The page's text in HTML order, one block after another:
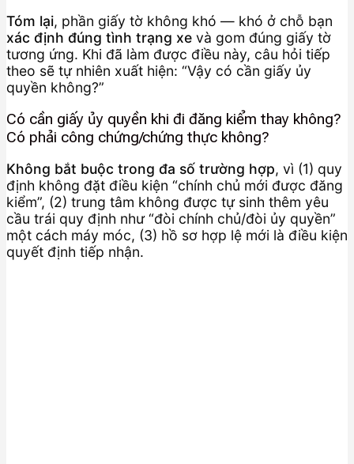
Tóm lại, phần giấy tờ không khó — khó ở chỗ bạn
xác định đúng tình trạng xe và gom đúng giấy tờ
tương ứng. Khi đã làm được điều này, câu hỏi tiếp
theo sẽ tự nhiên xuất hiện: “Vậy có cần giấy ủy
quyền không?”
Có cần giấy ủy quyền khi đi đăng kiểm thay không?
Có phải công chứng/chứng thực không?
Không bắt buộc trong đa số trường hợp, vì (1) quy
định không đặt điều kiện “chính chủ mới được đăng
kiểm”, (2) trung tâm không được tự sinh thêm yêu
cầu trái quy định như “đòi chính chủ/đòi ủy quyền”
một cách máy móc, (3) hồ sơ hợp lệ mới là điều kiện
quyết định tiếp nhận.